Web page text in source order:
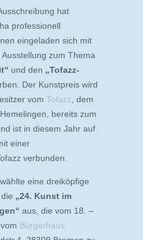
hat
professionell
eingeladen sich mit
zum Thema
und den „Tofazz-
Der Kunstpreis wird
vom Tofazz , dem
bereits zum
ist in diesem Jahr auf
einer
verbunden.
eine dreiköpfige
„24. Kunst im
aus, die vom 18. –
Bürgerhaus